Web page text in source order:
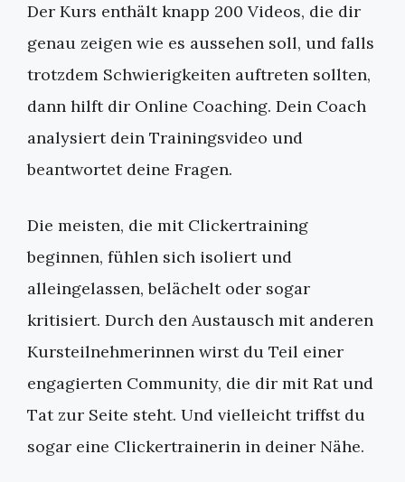
Der Kurs enthält knapp 200 Videos, die dir
genau zeigen wie es aussehen soll, und falls
trotzdem Schwierigkeiten auftreten sollten,
dann hilft dir Online Coaching. Dein Coach
analysiert dein Trainingsvideo und
beantwortet deine Fragen.
Die meisten, die mit Clickertraining
beginnen, fühlen sich isoliert und
alleingelassen, belächelt oder sogar
kritisiert. Durch den Austausch mit anderen
Kursteilnehmerinnen wirst du Teil einer
engagierten Community, die dir mit Rat und
Tat zur Seite steht. Und vielleicht triffst du
sogar eine Clickertrainerin in deiner Nähe.